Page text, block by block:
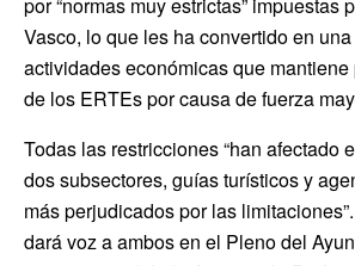
Vasco, lo que les ha convertido en
actividades económicas que
de los ERTEs por causa de fuerza
Todas las restricciones “han afectado
dos subsectores, guías turísticos y
más perjudicados por las
dará voz a ambos en el Pleno del